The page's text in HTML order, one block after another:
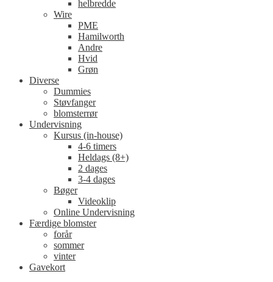
helbredde
Wire
PME
Hamilworth
Andre
Hvid
Grøn
Diverse
Dummies
Støvfanger
blomsterrør
Undervisning
Kursus (in-house)
4-6 timers
Heldags (8+)
2 dages
3-4 dages
Bøger
Videoklip
Online Undervisning
Færdige blomster
forår
sommer
vinter
Gavekort